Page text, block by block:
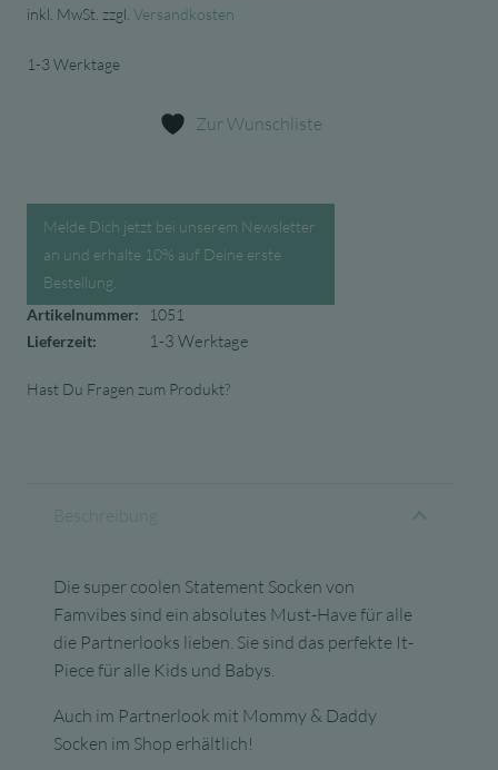
Socken
Menge
inkl. MwSt. zzgl. Versandkosten
1-3 Werktage
Zur Wunschliste
Melde Dich jetzt bei unserem Newsletter
an und erhalte 10% auf Deine erste
Bestellung.
Artikelnummer:
1051
Lieferzeit:
1-3 Werktage
Hast Du Fragen zum Produkt?
Beschreibung
Die super coolen Statement Socken von
Famvibes sind ein absolutes Must-Have für alle
die Partnerlooks lieben. Sie sind das perfekte It-
Piece für alle Kids und Babys.
Auch im Partnerlook mit Mommy & Daddy
Socken im Shop erhältlich!